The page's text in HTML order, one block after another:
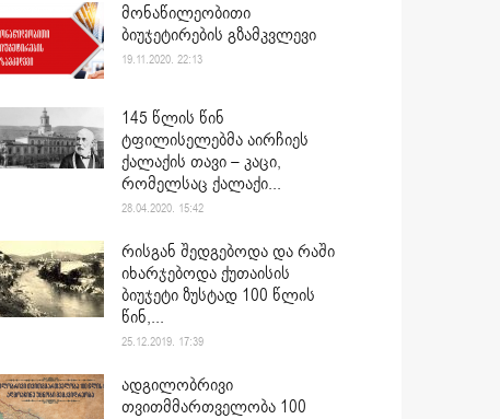
მონაწილეობითი
ბიუჯეტირების გზამკვლევი
19.11.2020. 22:13
145 წლის წინ
ტფილისელებმა აირჩიეს
ქალაქის თავი – კაცი,
რომელსაც ქალაქი...
28.04.2020. 15:42
რისგან შედგებოდა და რაში
იხარჯებოდა ქუთაისის
ბიუჯეტი ზუსტად 100 წლის
წინ,...
25.12.2019. 17:39
ადგილობრივი
თვითმმართველობა 100